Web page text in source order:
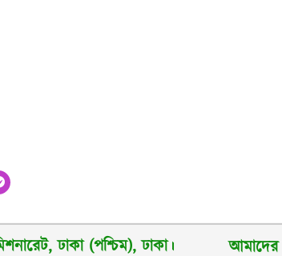
ঢাকা (পশ্চিম), ঢাকা। আমাদের